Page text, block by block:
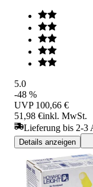
5.0
-48 %
UVP 100,66 €
51,98 €inkl. MwSt.
Lieferung bis 2-3
Details anzeigen